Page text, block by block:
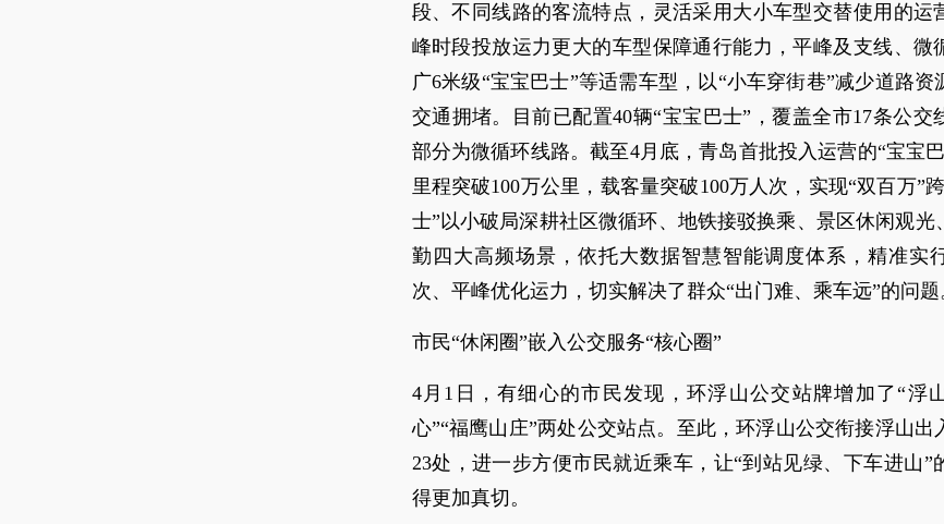
段、不同线路的客流特点，灵活采用大小车型交替使用的运
峰时段投放运力更大的车型保障通行能力，平峰及支线、微
广6米级“宝宝巴士”等适需车型，以“小车穿街巷”减少道路资
交通拥堵。目前已配置40辆“宝宝巴士”，覆盖全市17条公交
部分为微循环线路。截至4月底，青岛首批投入运营的“宝宝
里程突破100万公里，载客量突破100万人次，实现“双百万”
士”以小破局深耕社区微循环、地铁接驳换乘、景区休闲观光
勤四大高频场景，依托大数据智慧智能调度体系，精准实
次、平峰优化运力，切实解决了群众“出门难、乘车远”的问题
市民“休闲圈”嵌入公交服务“核心圈”
4月1日，有细心的市民发现，环浮山公交站牌增加了“浮
心”“福鹰山庄”两处公交站点。至此，环浮山公交衔接浮山出
23处，进一步方便市民就近乘车，让“到站见绿、下车进山”
得更加真切。